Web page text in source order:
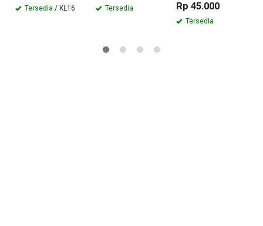
Tersedia / KL16 Tersedia Rp 45.000
Tersedia